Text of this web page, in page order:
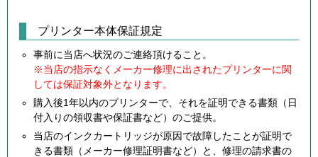
プリンター本体保証規定
事前に当店へ状況のご連絡頂けること。
※当店の指示なくメーカー修理に出されたプリンターに関
しては保証対象外となります。
購入後1年以内のプリンターで、それを証明できる書類（日
付入りの領収書や保証書など）のご提供。
当店のインクカートリッジが原因で故障したことが証明で
きる書類（メーカー修理証明書など）と、修理の請求書の